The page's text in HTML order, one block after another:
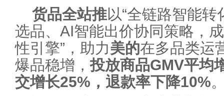
货品全站推以“全链路智能转
选品、AI智能出价协同策略，
性引擎”，助力美的在多品类运
爆品稳增，投放商品GMV平均
交增长25%，退款率下降10%